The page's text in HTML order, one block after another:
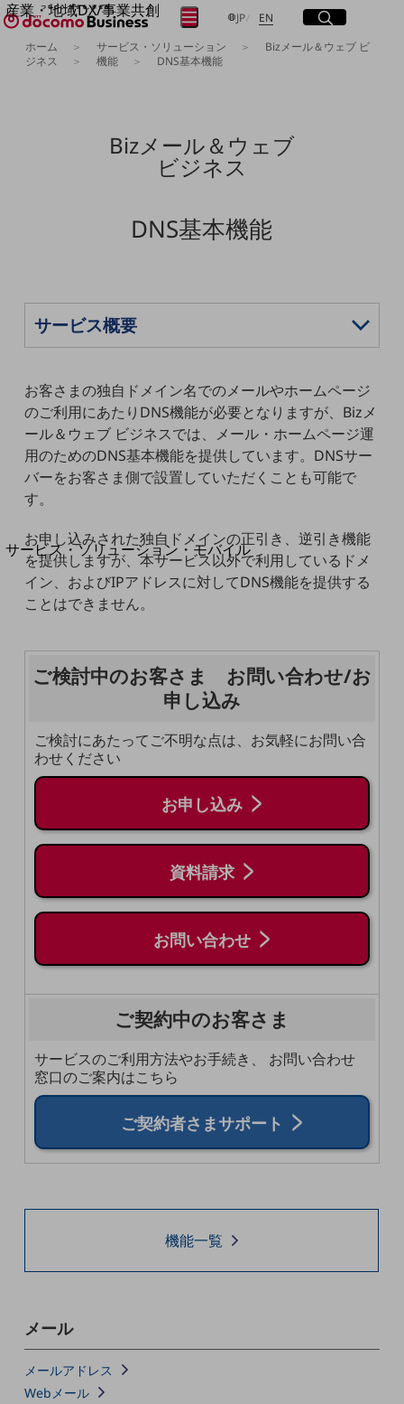
産業・地域DX/事業共創
OPEN HUB for Plural Futures
自律・分散・協調型社会の実現を目指し、
プレイヤー(カタリスト/パートナー企業)
企業と地域が持続成長する社会を目指します
Smart Worksite
生成AI(Generative AI)
地域社会を支える皆さまと地域課題の解決や
地域経済のさらなる活性化に取り組みます
自治体・地域社会との共創
LGPF(Local Government Platform)
別ウィンドウで開きます
サービス・ソリューション・モバイル
サービス・ソリューションTOP
DXに関する課題を解決する
カテゴリーで探すTOP
ネットワーク・モバイル
電話・映像コミュニケーション
セキュリティ
データ利活用
運用管理
課題・ニーズで探すTOP
コミュニケーション・情報共有
業務効率化
遠隔監視
自動化・省電化
JP日本語
EN Englishサイト内検索
開く
メニュー
開く
ホーム サービス・ソリューション
Bizメール＆ウェブ ビ
ジネス
機能 DNS基本機能
Bizメール＆ウェブ
ビジネス
DNS基本機能
お客さまの独自ドメイン名でのメールやホームページ
のご利用にあたりDNS機能が必要となりますが、Bizメ
ール＆ウェブ ビジネスでは、メール・ホームページ運
用のためのDNS基本機能を提供しています。DNSサー
バーをお客さま側で設置していただくことも可能で
す。
お申し込みされた独自ドメインの正引き、逆引き機能
を提供しますが、本サービス以外で利用しているドメ
イン、およびIPアドレスに対してDNS機能を提供する
ことはできません。
ご検討中のお客さま お問い合わせ/お
申し込み
ご検討にあたってご不明な点は、お気軽にお問い合
わせください
お申し込み
資料請求
お問い合わせ
ご契約中のお客さま
サービスのご利用方法やお手続き、 お問い合わせ
窓口のご案内はこちら
ご契約者さまサポート
機能一覧
メール
メールアドレス
Webメール